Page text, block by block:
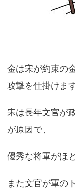
金は宋が約束の
攻撃を仕掛けます
宋は長年文官が
が原因で、
優秀な将軍がほ
また文官が軍の